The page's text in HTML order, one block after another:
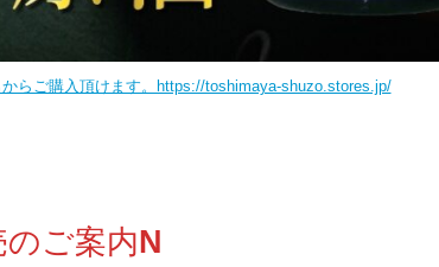
からご購入頂けます。https://toshimaya-shuzo.stores.jp/
ご案内N